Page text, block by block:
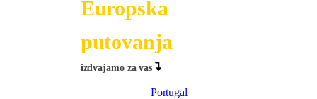
Europska
putovanja
izdvajamo za vas
Portugal